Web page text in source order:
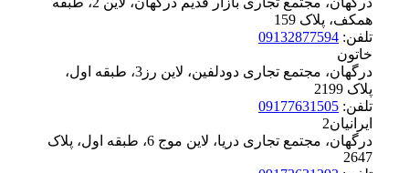
همکف، پلاک ‪159
تلفن: 09132877594
خاتون
درگهان، مجتمع تجاری دودلفین، لاین رز3، طبقه اول،
پلاک ‪2199
تلفن: 09177631505
ایرانیان2
درگهان، مجتمع تجاری دریا، لاین موج 6، طبقه اول، پلاک
‪2647